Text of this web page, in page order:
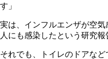
す」
実は、インフルエンザが空
人にも感染したという研究報
それでも、トイレのドアな